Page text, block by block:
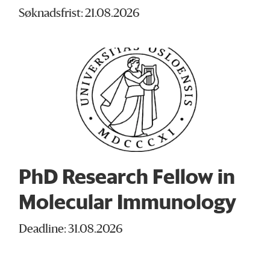
Søknadsfrist: 21.08.2026
PhD Research Fellow in
Molecular Immunology
Deadline: 31.08.2026